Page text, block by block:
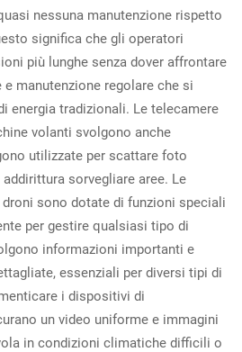
nessuna manutenzione rispetto
significa che gli operatori
più lunghe senza dover affrontare
manutenzione regolare che si
energia tradizionali. Le telecamere
volanti svolgono anche
utilizzate per scattare foto
sorvegliare aree. Le
sono dotate di funzioni speciali
per gestire qualsiasi tipo di
informazioni importanti e
essenziali per diversi tipi di
i dispositivi di
un video uniforme e immagini
in condizioni climatiche difficili o